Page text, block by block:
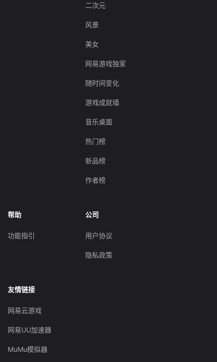
二次元
风景
美女
网易游戏独家
随时间变化
游戏成就墙
音乐桌面
热门榜
新品榜
作者榜
帮助
功能指引
公司
用户协议
隐私政策
友情链接
网易云游戏
网易UU加速器
MuMu模拟器